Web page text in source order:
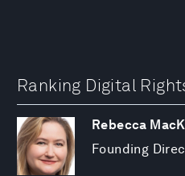
Ranking Digital
Rebecca
Founding